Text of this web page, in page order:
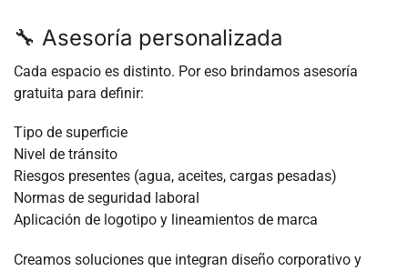
🔧 Asesoría personalizada
Cada espacio es distinto. Por eso brindamos asesoría
gratuita para definir:
Tipo de superficie
Nivel de tránsito
Riesgos presentes (agua, aceites, cargas pesadas)
Normas de seguridad laboral
Aplicación de logotipo y lineamientos de marca
Creamos soluciones que integran diseño corporativo y